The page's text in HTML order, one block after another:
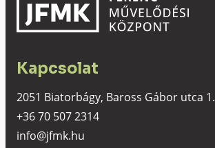
Kapcsolat
2051 Biatorbágy, Baross Gábor utca 1.
+36 70 507 2314
info@jfmk.hu